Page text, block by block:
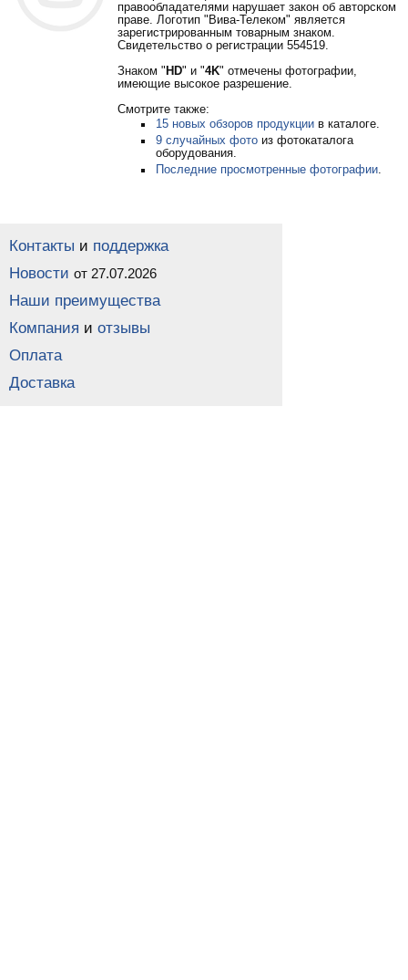
правообладателями нарушает закон об авторском
праве. Логотип "Вива-Телеком" является
зарегистрированным товарным знаком.
Свидетельство о регистрации 554519.
Знаком " HD" и "4K" отмечены фотографии,
имеющие высокое разрешение.
Смотрите также:
15 новых обзоров продукциив каталоге.
9 случайных фотоиз фотокаталога
оборудования.
Последние просмотренные фотографии.
Контакты и поддержка
Новости от 27.07.2026
Наши преимущества
Компания и отзывы
Оплата
Доставка